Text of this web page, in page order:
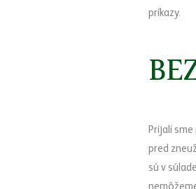
príkazy.
Prijali
pred
sú v